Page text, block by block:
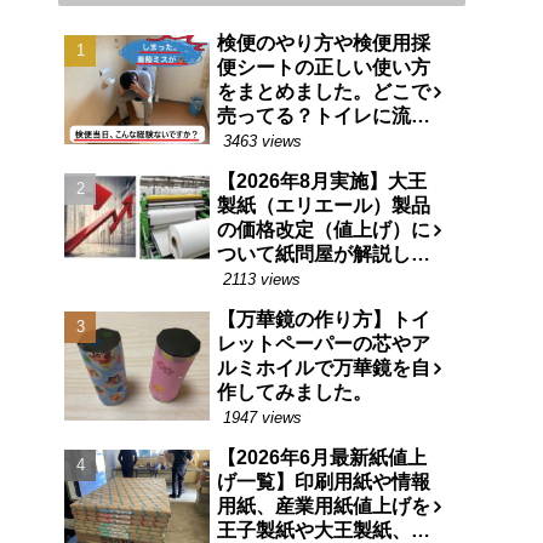
検便のやり方や検便用採
便シートの正しい使い方
をまとめました。どこで
売ってる？トイレに流せ
る特殊な紙です。
3463 views
【2026年8月実施】大王
製紙（エリエール）製品
の価格改定（値上げ）に
ついて紙問屋が解説しま
す
2113 views
【万華鏡の作り方】トイ
レットペーパーの芯やア
ルミホイルで万華鏡を自
作してみました。
1947 views
【2026年6月最新紙値上
げ一覧】印刷用紙や情報
用紙、産業用紙値上げを
王子製紙や大王製紙、日